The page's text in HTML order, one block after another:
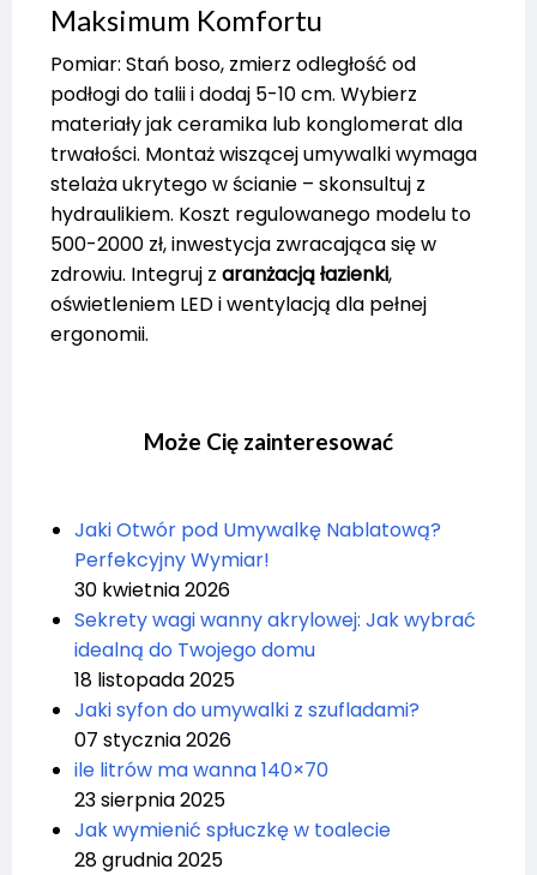
Maksimum Komfortu
Pomiar: Stań boso, zmierz odległość od
podłogi do talii i dodaj 5-10 cm. Wybierz
materiały jak ceramika lub konglomerat dla
trwałości. Montaż wiszącej umywalki wymaga
stelaża ukrytego w ścianie – skonsultuj z
hydraulikiem. Koszt regulowanego modelu to
500-2000 zł, inwestycja zwracająca się w
zdrowiu. Integruj z aranżacją łazienki,
oświetleniem LED i wentylacją dla pełnej
ergonomii.
Może Cię zainteresować
Jaki Otwór pod Umywalkę Nablatową?
Perfekcyjny Wymiar!
30 kwietnia 2026
Sekrety wagi wanny akrylowej: Jak wybrać
idealną do Twojego domu
18 listopada 2025
Jaki syfon do umywalki z szufladami?
07 stycznia 2026
ile litrów ma wanna 140×70
23 sierpnia 2025
Jak wymienić spłuczkę w toalecie
28 grudnia 2025